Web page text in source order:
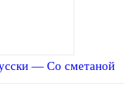
— Со сметаной